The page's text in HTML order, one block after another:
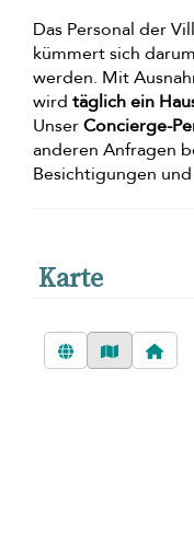
Das Personal der
kümmert sich
werden. Mit
wird täglich ein
UnserConcierge-
anderen Anfragen
Besichtigungen
Karte